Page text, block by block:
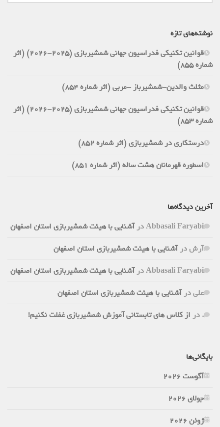
نوشته‌های تازه
قوانین تکنیکی فدراسیون جهانی شمشیربازی (2025-2026) (اثر
شماره 855)
مثلث والدین-شمشیرباز -مربی (اثر شماره 854)
قوانین تکنیکی فدراسیون جهانی شمشیربازی (2025-2026) (اثر
شماره 853)
درستکاری در شمشیربازی (اثر شماره 852)
اسطوره قهرمانان هشت ساله (اثر شماره 851)
آخرین دیدگاه‌ها
Abbasali Faryabiدرآشنایی با هیئت شمشیربازی استان اصفهان
آرشدرآشنایی با هیئت شمشیربازی استان اصفهان
Abbasali Faryabiدرآشنایی با هیئت شمشیربازی استان اصفهان
علیدرآشنایی با هیئت شمشیربازی استان اصفهان
.دراز کلاس های تابستانی آموزش شمشیربازی غفلت نکنیم!
بایگانی‌ها
آگوست 2026
جولای 2026
ژوئن 2026